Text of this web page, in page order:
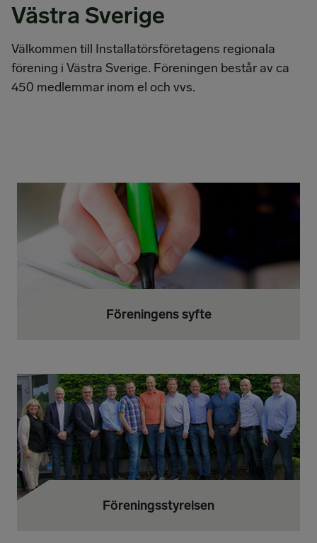
Västra Sverige
Välkommen till Installatörsföretagens regionala
förening i Västra Sverige. Föreningen består av ca
450 medlemmar inom el och vvs.
Föreningens syfte
Föreningsstyrelsen